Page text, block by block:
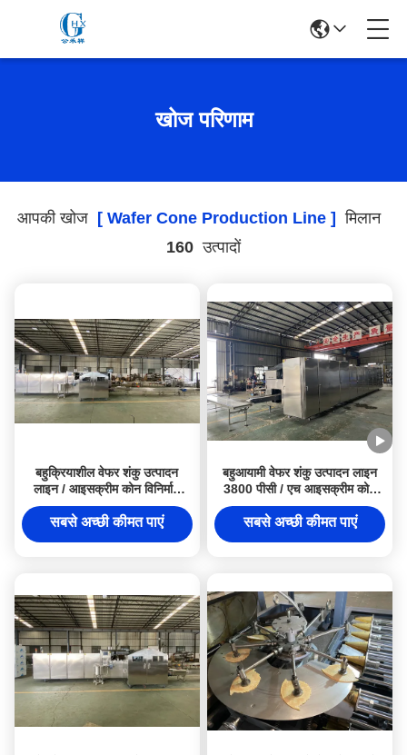
खोज परिणाम
आपकी खोज [ Wafer Cone Production Line ] मिलान
160 उत्पादों
बहुक्रियाशील वेफर शंकु उत्पादन
लाइन / आइसक्रीम कोन विनिर्माण
संयंत्र
सबसे अच्छी कीमत पाएं
बहुआयामी वेफर शंकु उत्पादन लाइन
3800 पीसी / एच आइसक्रीम कोन
बेकिंग मशीन
सबसे अच्छी कीमत पाएं